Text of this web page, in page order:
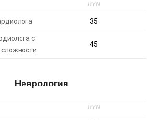
BYN
35
с
45
Неврология
BYN